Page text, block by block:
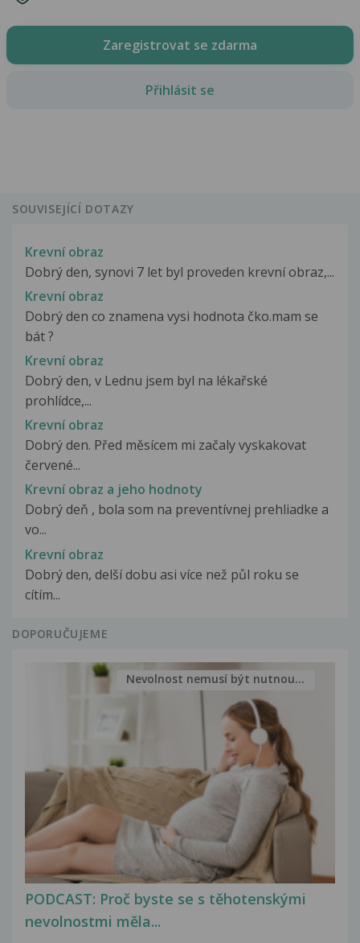
Zaregistrovat se zdarma
Přihlásit se
SOUVISEJÍCÍ DOTAZY
Krevní obraz
Dobrý den, synovi 7 let byl proveden krevní obraz,...
Krevní obraz
Dobrý den co znamena vysi hodnota čko.mam se
bát ?
Krevní obraz
Dobrý den, v Lednu jsem byl na lékařské
prohlídce,...
Krevní obraz
Dobrý den. Před měsícem mi začaly vyskakovat
červené...
Krevní obraz a jeho hodnoty
Dobrý deň , bola som na preventívnej prehliadke a
vo...
Krevní obraz
Dobrý den, delší dobu asi více než půl roku se
cítím...
DOPORUČUJEME
PODCAST: Proč byste se s těhotenskými
nevolnostmi měla...
Nevolnost nemusí být nutnou...